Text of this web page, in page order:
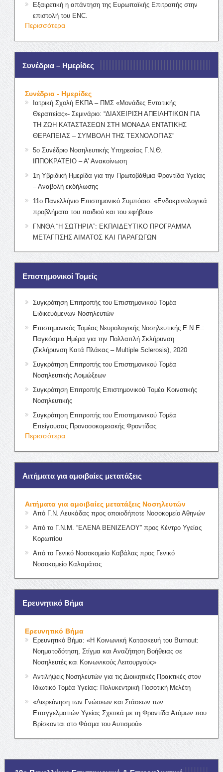
Εξαιρετική η απάντηση της Ευρωπαϊκής Επιτροπής στην
επιστολή του ENC.
Περισσότερα
Συνέδρια – Ημερίδες
Συνέδρια - Ημερίδες
Ιατρική Σχολή ΕΚΠΑ – ΠΜΣ «Μονάδες Εντατικής
Θεραπείας»- Σεμινάριο: “ΔΙΑΧΕΙΡΙΣΗ ΑΠΕΙΛΗΤΙΚΩΝ ΓΙΑ
ΤΗ ΖΩΗ ΚΑΤΑΣΤΑΣΕΩΝ ΣΤΗ ΜΟΝΑΔΑ ΕΝΤΑΤΙΚΗΣ
ΘΕΡΑΠΕΙΑΣ – ΣΥΜΒΟΛΗ ΤΗΣ ΤΕΧΝΟΛΟΓΙΑΣ”
5ο Συνέδριο Νοσηλευτικής Υπηρεσίας Γ.Ν.Θ.
ΙΠΠΟΚΡΑΤΕΙΟ – Α’ Ανακοίνωση
1η Υβριδική Ημερίδα για την Πρωτοβάθμια Φροντίδα Υγείας
– Αναβολή εκδήλωσης
11ο Πανελλήνιο Επιστημονικό Συμπόσιο: «Ενδοκρινολογικά
προβλήματα του παιδιού και του εφήβου»
ΓΝΝΘΑ “Η ΣΩΤΗΡΙΑ”: ΕΚΠΑΙΔΕΥΤΙΚΟ ΠΡΟΓΡΑΜΜΑ
ΜΕΤΑΓΓΙΣΗΣ ΑΙΜΑΤΟΣ ΚΑΙ ΠΑΡΑΓΩΓΩΝ
Επιστημονικοί Τομείς
Συγκρότηση Επιτροπής του Επιστημονικού Τομέα
Ειδικευόμενων Νοσηλευτών
Επιστημονικός Τομέας Νευρολογικής Νοσηλευτικής Ε.Ν.Ε.:
Παγκόσμια Ημέρα για την Πολλαπλή Σκλήρυνση
(Σκλήρυνση Κατά Πλάκας – Multiple Sclerosis), 2020
Συγκρότηση Επιτροπής του Επιστημονικού Τομέα
Νοσηλευτικής Λοιμώξεων
Συγκρότηση Επιτροπής Επιστημονικού Τομέα Κοινοτικής
Νοσηλευτικής
Συγκρότηση Επιτροπής του Επιστημονικού Τομέα
Επείγουσας Προνοσοκομειακής Φροντίδας
Περισσότερα
Αιτήματα για αμοιβαίες μετατάξεις
Αιτήματα για αμοιβαίες μετατάξεις Νοσηλευτών
Από Γ.Ν. Λευκάδας προς οποιοδήποτε Νοσοκομείο Αθηνών
Από το Γ.Ν.Μ. “ΕΛΕΝΑ ΒΕΝΙΖΕΛΟΥ” προς Κέντρο Υγείας
Κορωπίου
Από το Γενικό Νοσοκομείο Καβάλας προς Γενικό
Νοσοκομείο Καλαμάτας
Ερευνητικό Βήμα
Ερευνητικό Βήμα
Ερευνητικό Βήμα: «Η Κοινωνική Κατασκευή του Burnout:
Νοηματοδότηση, Στίγμα και Αναζήτηση Βοήθειας σε
Νοσηλευτές και Κοινωνικούς Λειτουργούς»
Αντιλήψεις Νοσηλευτών για τις Διοικητικές Πρακτικές στον
Ιδιωτικό Τομέα Υγείας: Πολυκεντρική Ποσοτική Μελέτη
«Διερεύνηση των Γνώσεων και Στάσεων των
Επαγγελματιών Υγείας Σχετικά με τη Φροντίδα Ατόμων που
Βρίσκονται στο Φάσμα του Αυτισμού»